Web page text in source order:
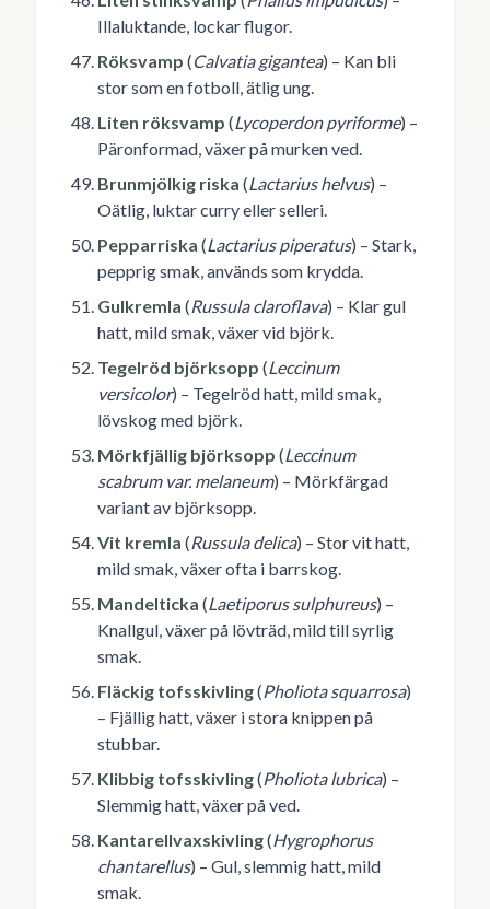
Illaluktande, lockar flugor.
Röksvamp (Calvatia gigantea) – Kan bli
stor som en fotboll, ätlig ung.
Liten röksvamp (Lycoperdon pyriforme) –
Päronformad, växer på murken ved.
Brunmjölkig riska (Lactarius helvus) –
Oätlig, luktar curry eller selleri.
Pepparriska (Lactarius piperatus) – Stark,
pepprig smak, används som krydda.
Gulkremla (Russula claroflava) – Klar gul
hatt, mild smak, växer vid björk.
Tegelröd björksopp (Leccinum
versicolor) – Tegelröd hatt, mild smak,
lövskog med björk.
Mörkfjällig björksopp (Leccinum
scabrum var. melaneum) – Mörkfärgad
variant av björksopp.
Vit kremla (Russula delica) – Stor vit hatt,
mild smak, växer ofta i barrskog.
Mandelticka (Laetiporus sulphureus) –
Knallgul, växer på lövträd, mild till syrlig
smak.
Fläckig tofsskivling(Pholiota squarrosa)
– Fjällig hatt, växer i stora knippen på
stubbar.
Klibbig tofsskivling(Pholiota lubrica) –
Slemmig hatt, växer på ved.
Kantarellvaxskivling(Hygrophorus
chantarellus) – Gul, slemmig hatt, mild
smak.